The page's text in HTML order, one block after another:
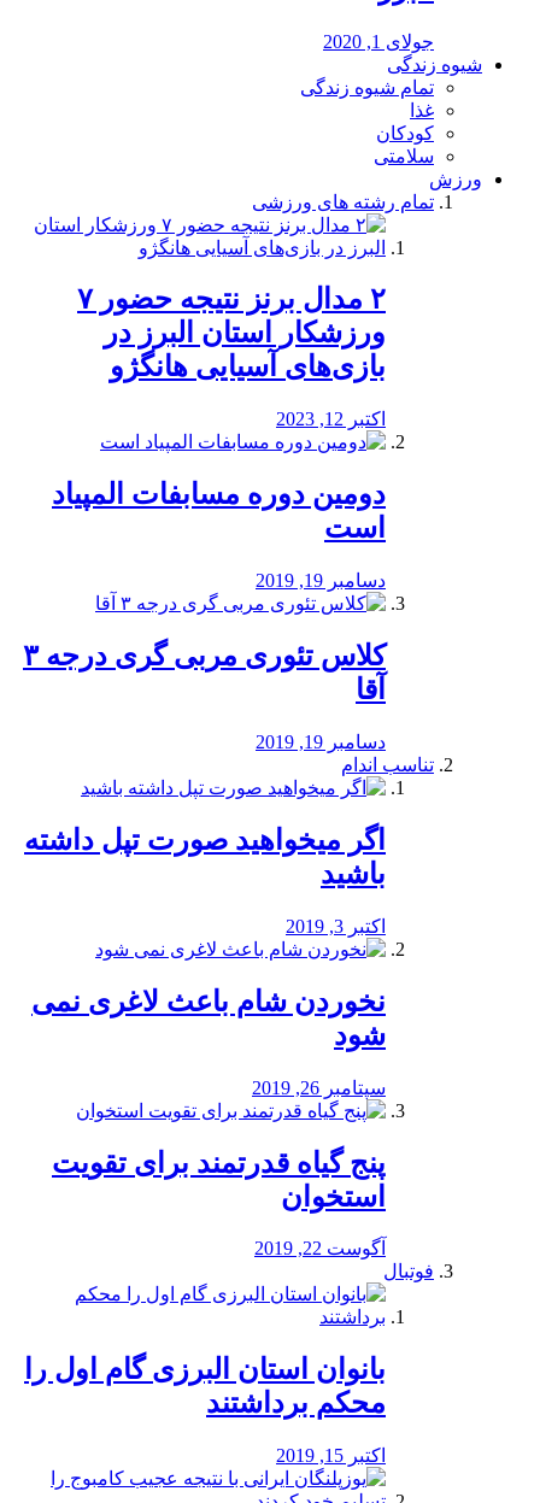
جولای 1, 2020
شیوه زندگی
تمام شیوه زندگی
غذا
کودکان
سلامتی
ورزش
تمام رشته های ورزشی
۲ مدال برنز نتیجه حضور ۷
ورزشکار استان البرز در
بازی‌های آسیایی هانگژو
اکتبر 12, 2023
دومین دوره مسابفات المپیاد
است
دسامبر 19, 2019
کلاس تئوری مربی گری درجه ۳
آقا
دسامبر 19, 2019
تناسب اندام
اگر میخواهید صورت تپل داشته
باشید
اکتبر 3, 2019
نخوردن شام باعث لاغری نمی
‌شود
سپتامبر 26, 2019
پنج گیاه قدرتمند برای تقویت
استخوان
آگوست 22, 2019
فوتبال
بانوان استان البرزی گام اول را
محكم برداشتند
اکتبر 15, 2019